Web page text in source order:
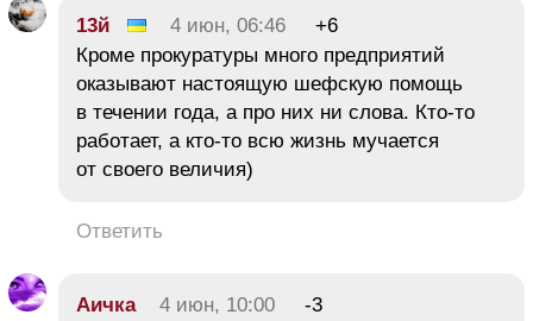
13й 4 июн, 06:46
+6
Кроме прокуратуры много предприятий
оказывают настоящую шефскую помощь
в течении года, а про них ни слова. Кто-то
работает, а кто-то всю жизнь мучается
от своего величия)
Ответить
Аичка 4 июн, 10:00
-3